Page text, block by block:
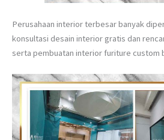
Perusahaan interior terbesar banyak
konsultasi desain interior gratis dan
serta pembuatan interior furiture custom